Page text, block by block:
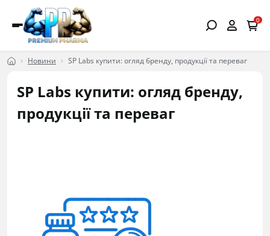
0
Новини SP Labs купити: огляд бренду, продукції та переваг
SP Labs купити: огляд бренду,
продукції та переваг